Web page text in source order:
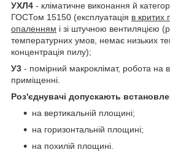
УХЛ4 - кліматичне виконання й
ГОСТом 15150 (експлуатація в критих
опаленням і зі штучною вентиляцією
температурних умов, немає низьких
концентрація пилу);
У3 - помірний макроклімат, робота на
приміщенні.
Роз'єднувачі допускають
на вертикальній площині;
на горизонтальній площині;
на похилій площині.